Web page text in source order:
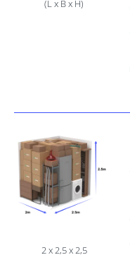
(L x B x H)
2 x 2,5 x 2,5